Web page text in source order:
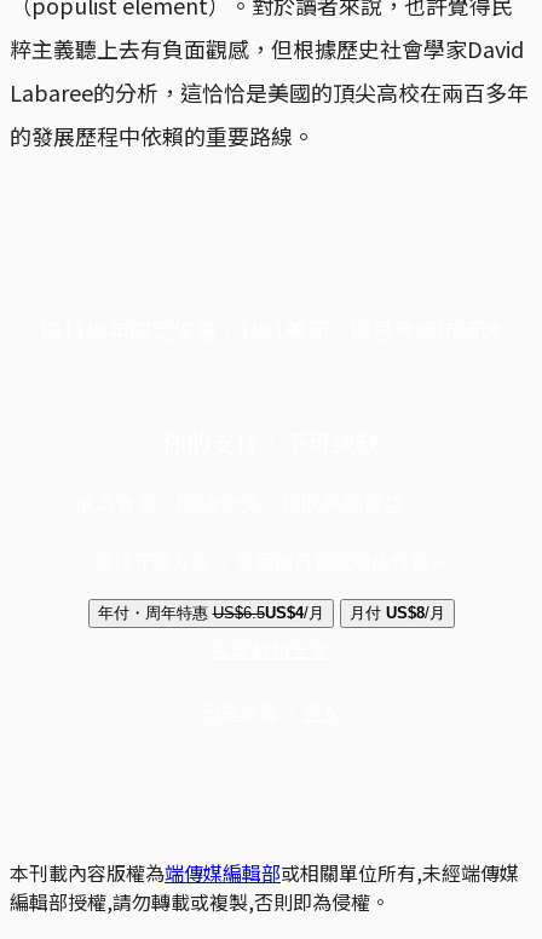
粹主義聽上去有負面觀感，但根據歷史社會學家David
Labaree的分析，這恰恰是美國的頂尖高校在兩百多年
的發展歷程中依賴的重要路線。
年付・周年特惠 US$6.5US$4/月 月付 US$8/月
本刊載內容版權為端傳媒編輯部或相關單位所有,未經端傳媒
編輯部授權,請勿轉載或複製,否則即為侵權。